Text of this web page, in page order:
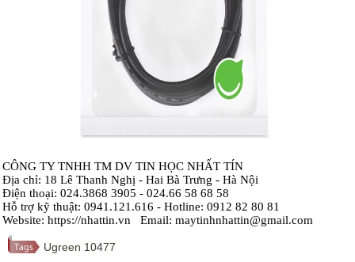
CÔNG TY TNHH TM DV TIN HỌC NHẤT TÍN
Địa chỉ: 18 Lê Thanh Nghị - Hai Bà Trưng - Hà Nội
Điện thoại: 024.3868 3905 - 024.66 58 68 58
Hỗ trợ kỹ thuật: 0941.121.616 - Hotline: 0912 82 80 81
Website: https://nhattin.vn Email: maytinhnhattin@gmail.com
Ugreen 10477